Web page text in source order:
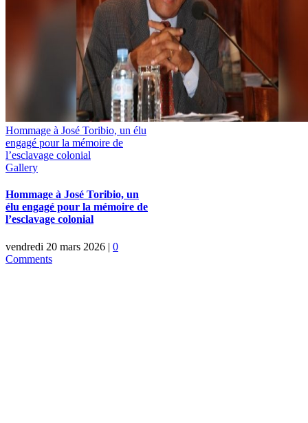
Hommage à José Toribio, un élu
engagé pour la mémoire de
l’esclavage colonial
Gallery
Hommage à José Toribio, un
élu engagé pour la mémoire de
l’esclavage colonial
vendredi 20 mars 2026 | 0
Comments